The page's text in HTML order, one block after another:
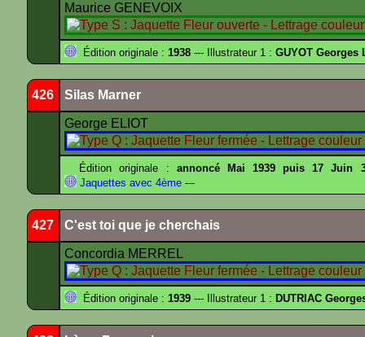
Maurice GENEVOIX
Édition originale : 1938 --- Illustrateur 1 : GUYOT Georges
426 Silas Marner
George ELIOT
Édition originale : annoncé Mai 1939 puis 17 Juin
Jaquettes avec 4ème ---
427 C'est toi que je cherchais
Concordia MERREL
Édition originale : 1939 --- Illustrateur 1 : DUTRIAC